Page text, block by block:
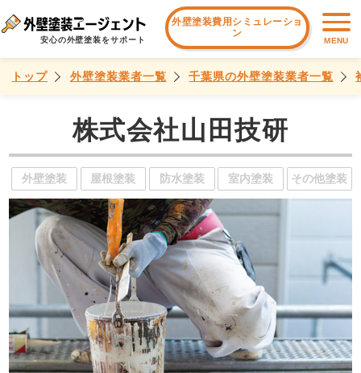
安心の外壁塗装をサポート
外壁塗装費用シミュレーショ
ン
MENU
トップ 外壁塗装業者一覧 千葉県の外壁塗装業者一覧
株式会社山田技研
外壁塗装 屋根塗装 防水塗装 室内塗装 その他塗装